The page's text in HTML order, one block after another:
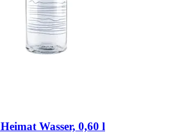
Heimat Wasser, 0,60 l